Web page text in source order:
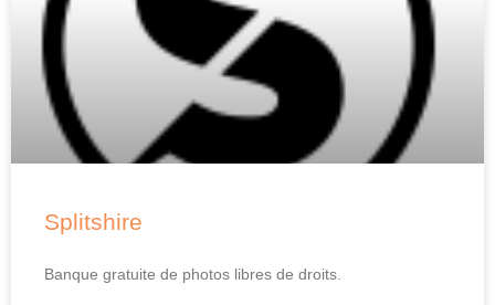
Splitshire
Banque gratuite de photos libres de droits.